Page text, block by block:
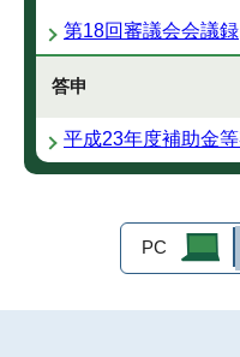
第18回審議会会議録
答申
平成23年度補助金
PC